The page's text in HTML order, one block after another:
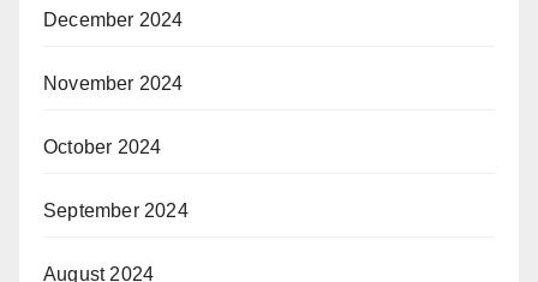
December 2024
November 2024
October 2024
September 2024
August 2024